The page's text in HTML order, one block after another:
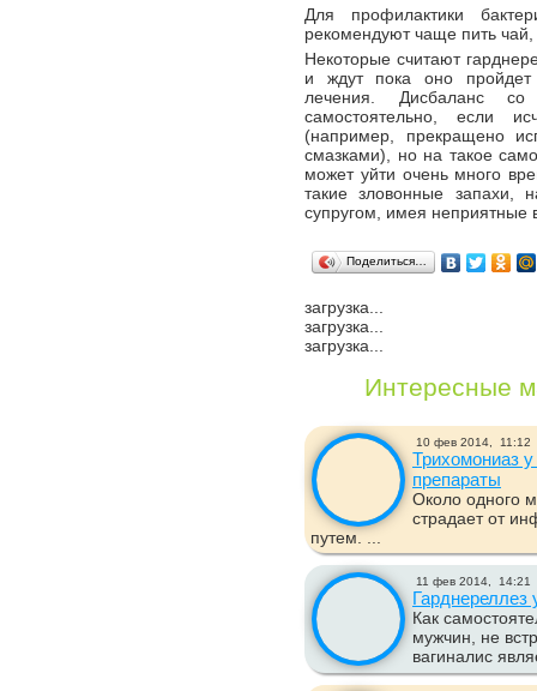
Для профилактики
рекомендуют чаще пить
Некоторые считают
и ждут пока оно
лечения. Дисбаланс
самостоятельно, если
(например, прекращено
смазками), но на такое
может уйти очень много
такие зловонные
супругом, имея неприятные
Поделиться…
загрузка...
загрузка...
загрузка...
Интересные
10 фев 2014, 11:12
Трихомониаз
препараты
Около одного
страдает от
путем. ...
11 фев 2014, 14:21
Как
мужчин, не
вагиналис